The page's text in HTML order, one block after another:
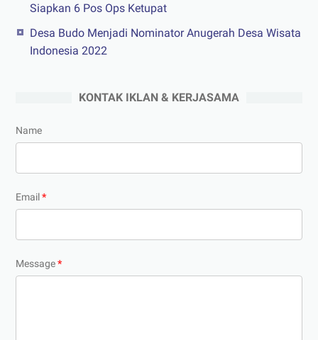
Siapkan 6 Pos Ops Ketupat
Desa Budo Menjadi Nominator Anugerah Desa Wisata
Indonesia 2022
KONTAK IKLAN & KERJASAMA
Name
Email *
Message*